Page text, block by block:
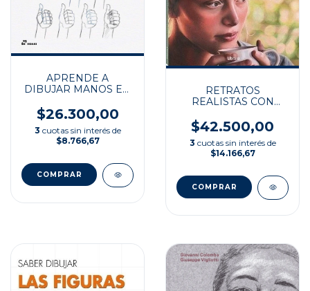
APRENDE A
DIBUJAR MANOS EN
$26.300,00
3 cuotas sin interés de
$8.766,67
RETRATOS
REALISTAS CON
COLORES
$42.500,00
3 cuotas sin interés de
$14.166,67